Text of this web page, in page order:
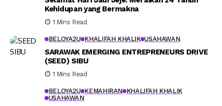
Kehidupan yang Bermakna
1 Mins Read
BELOYA2U KHALIFAH KHALIK USAHAWAN
SARAWAK EMERGING ENTREPRENEURS DRIVE
(SEED) SIBU
1 Mins Read
BELOYA2U KEMAHIRAN KHALIFAH KHALIK
USAHAWAN